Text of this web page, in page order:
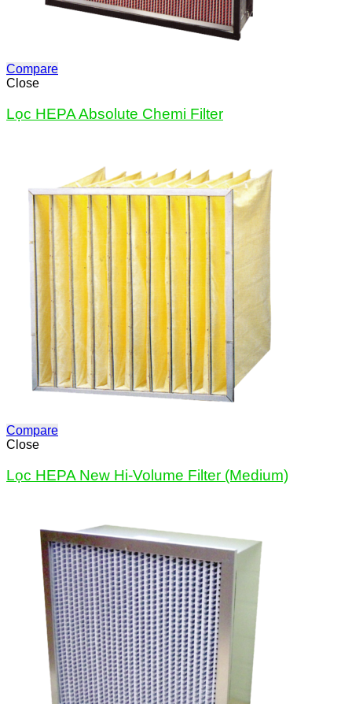
Compare
Close
Lọc HEPA Absolute Chemi Filter
Compare
Close
Lọc HEPA New Hi-Volume Filter (Medium)